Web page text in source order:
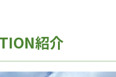
紹介